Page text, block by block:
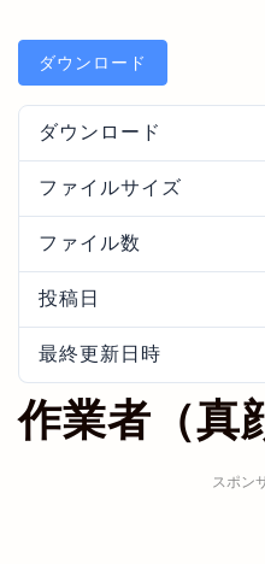
ダウンロード
ダウンロード
ファイルサイズ
ファイル数
投稿日
最終更新日時
作業者（真
スポン